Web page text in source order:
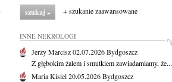
+ szukanie zaawansowane
INNE NEKROLOGI
Jerzy Marcisz02.07.2026Bydgoszcz
Z głębokim żalem i smutkiem zawiadamiamy, że...
Maria Kisiel20.05.2026Bydgoszcz